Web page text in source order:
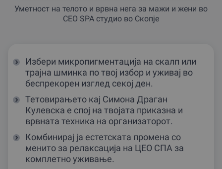
Уметност на телото и врвна нега за мажи и жени во
CEO SPA студио во Скопје
Избери микропигментација на скалп или
трајна шминка по твој избор и уживај во
беспрекорен изглед секој ден.
Тетовирањето кај Симона Драган
Кулевска е спој на твојата приказна и
врвната техника на организаторот.
Комбинирај ја естетската промена со
менито за релаксација на ЦЕО СПА за
комплетно уживање.